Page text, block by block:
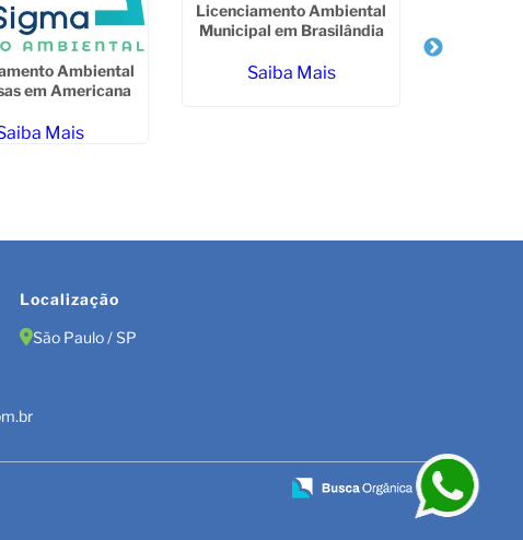
Ambiental
em Americana
Mais
Licenciamento Ambiental
Municipal em Brasilândia
Saiba Mais
Localização
São Paulo / SP